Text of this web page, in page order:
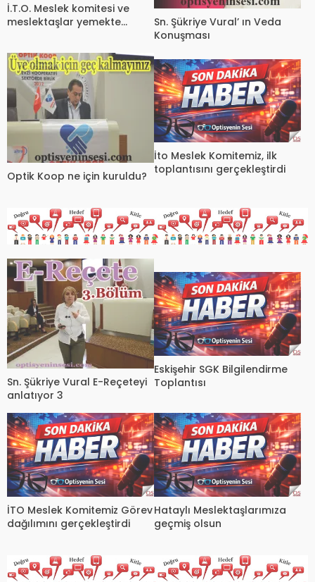
İ.T.O. Meslek komitesi ve
meslektaşlar yemekte
Sn. Şükriye Vural’ ın Veda
Konuşması
Optik Koop ne için kuruldu?
İto Meslek Komitemiz, ilk
toplantısını gerçekleştirdi
Sn. Şükriye Vural E-Reçeteyi
anlatıyor 3
Eskişehir SGK Bilgilendirme
Toplantısı
İTO Meslek Komitemiz Görev
dağılımını gerçekleştirdi
Hataylı Meslektaşlarımıza
geçmiş olsun